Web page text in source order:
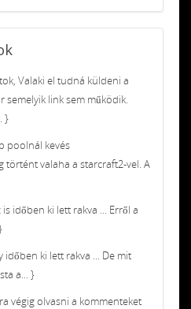
Valaki el tudná küldeni a
semelyik link sem működik.
}
poolnál kevés
történt valaha a starcraft2-vel. A
időben ki lett rakva ... Erről a
időben ki lett rakva ... De mit
a... }
végig olvasni a kommenteket